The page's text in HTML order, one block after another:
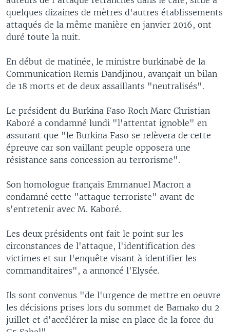
quelques dizaines de mètres d'autres établissements
attaqués de la même manière en janvier 2016, ont
duré toute la nuit.
En début de matinée, le ministre burkinabè de la
Communication Remis Dandjinou, avançait un bilan
de 18 morts et de deux assaillants "neutralisés".
Le président du Burkina Faso Roch Marc Christian
Kaboré a condamné lundi "l'attentat ignoble" en
assurant que "le Burkina Faso se relèvera de cette
épreuve car son vaillant peuple opposera une
résistance sans concession au terrorisme".
Son homologue français Emmanuel Macron a
condamné cette "attaque terroriste" avant de
s'entretenir avec M. Kaboré.
Les deux présidents ont fait le point sur les
circonstances de l'attaque, l'identification des
victimes et sur l'enquête visant à identifier les
commanditaires", a annoncé l'Elysée.
Ils sont convenus "de l'urgence de mettre en oeuvre
les décisions prises lors du sommet de Bamako du 2
juillet et d'accélérer la mise en place de la force du